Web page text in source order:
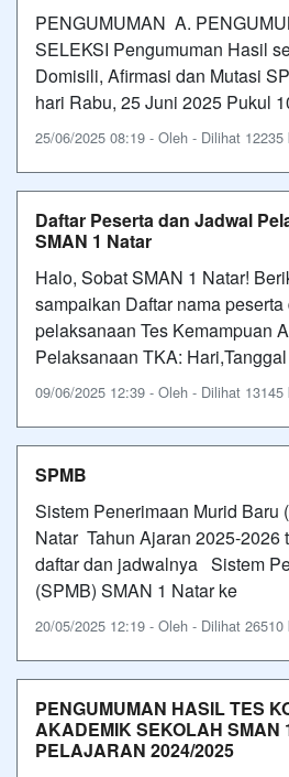
PENGUMUMAN A.
SELEKSI Pengumuman Hasil
Domisili, Afirmasi dan Mutasi
hari Rabu, 25 Juni 2025 Pukul
25/06/2025 08:19 - Oleh - Dilihat 12235
Daftar Peserta dan Jadwal
SMAN 1 Natar
Halo, Sobat SMAN 1 Natar!
sampaikan Daftar nama
pelaksanaan Tes Kemampuan
Pelaksanaan TKA:
09/06/2025 12:39 - Oleh - Dilihat 13145
SPMB
Sistem Penerimaan Murid Baru
Natar Tahun Ajaran 2025-2026
daftar dan jadwalnya Sistem
(SPMB) SMAN 1 Natar ke
20/05/2025 12:19 - Oleh - Dilihat 26510
PENGUMUMAN HASIL TES
AKADEMIK SEKOLAH SMAN
PELAJARAN 2024/2025